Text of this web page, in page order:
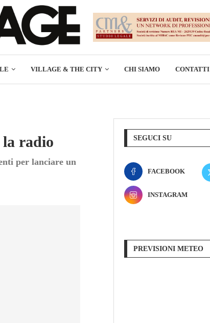
VILLAGE & THE CITY CHI SIAMO CONTATTI
la radio
per lanciare un
SEGUCI SU
FACEBOOK
INSTAGRAM
PREVISIONI METEO